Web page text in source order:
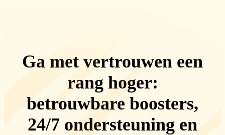
Ga met vertrouwen een
rang hoger:
betrouwbare boosters,
24/7 ondersteuning en